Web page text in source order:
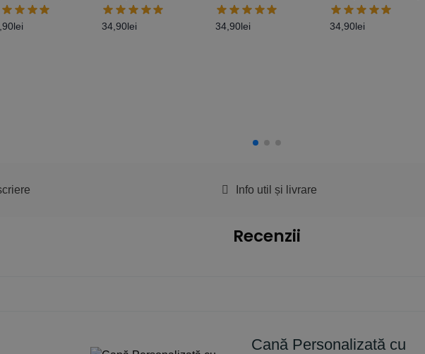
lei
Model 2
34,90lei
conduc BMW
34,90lei 34,90lei
Info util și livrare
Recenzii
Cană Personalizată cu